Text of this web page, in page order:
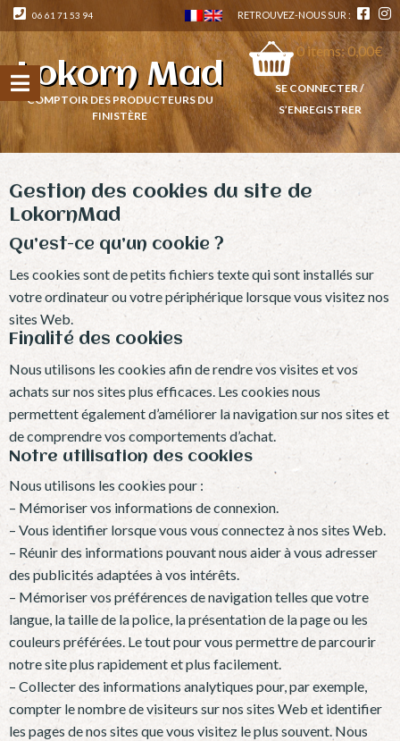
06 61 71 53 94 RETROUVEZ-NOUS SUR :
Lokorn Mad
COMPTOIR DES PRODUCTEURS DU
FINISTÈRE
0items:0,00€
SE CONNECTER /
S’ENREGISTRER
Gestion des cookies du site de
LokornMad
Qu’est-ce qu’un cookie ?
Les cookies sont de petits fichiers texte qui sont installés sur
votre ordinateur ou votre périphérique lorsque vous visitez nos
sites Web.
Finalité des cookies
Nous utilisons les cookies afin de rendre vos visites et vos
achats sur nos sites plus efficaces. Les cookies nous
permettent également d’améliorer la navigation sur nos sites et
de comprendre vos comportements d’achat.
Notre utilisation des cookies
Nous utilisons les cookies pour :
– Mémoriser vos informations de connexion.
– Vous identifier lorsque vous vous connectez à nos sites Web.
– Réunir des informations pouvant nous aider à vous adresser
des publicités adaptées à vos intérêts.
– Mémoriser vos préférences de navigation telles que votre
langue, la taille de la police, la présentation de la page ou les
couleurs préférées. Le tout pour vous permettre de parcourir
notre site plus rapidement et plus facilement.
– Collecter des informations analytiques pour, par exemple,
compter le nombre de visiteurs sur nos sites Web et identifier
les pages de nos sites que vous visitez le plus souvent. Nous